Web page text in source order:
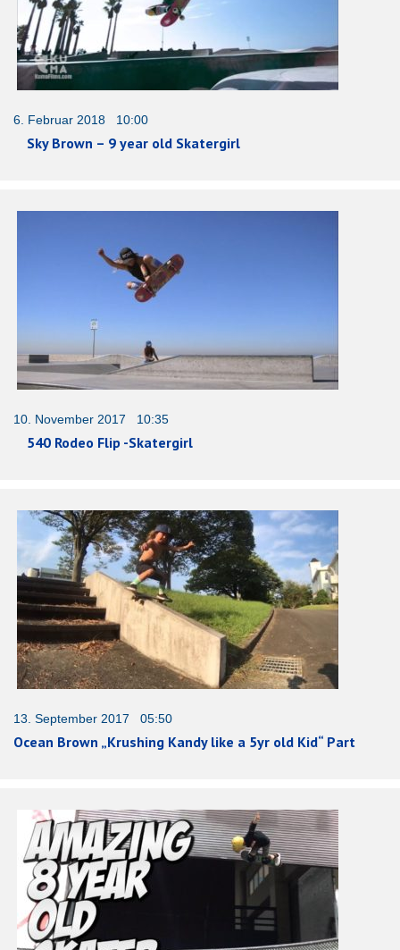
6. Februar 2018 10:00
Sky Brown – 9 year old Skatergirl
10. November 2017 10:35
540 Rodeo Flip -Skatergirl
13. September 2017 05:50
Ocean Brown „Krushing Kandy like a 5yr old Kid“ Part